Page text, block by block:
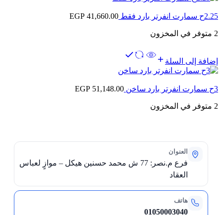
2.25ح سمارت انفرتر بارد فقط EGP 41,660.00
2 متوفر في المخزون
إضافة إلى السلة
3ح سمارت انفرتر بارد ساخن EGP 51,148.00
2 متوفر في المخزون
العنوان
فرع م.نصر: 77 ش محمد حسنين هيكل – موازٍ لعباس
العقاد
هاتف
01050003040